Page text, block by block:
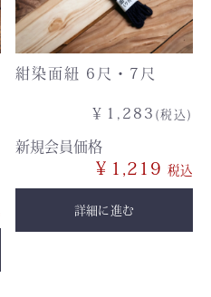
紺染面紐 6尺・7尺
￥1,283 (税込)
新規会員価格
￥1,219
詳細に進む